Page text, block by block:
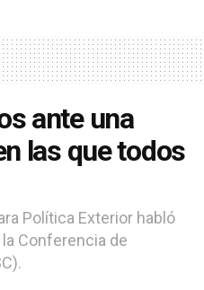
ante una
las que todos
Política Exterior habló
Conferencia de